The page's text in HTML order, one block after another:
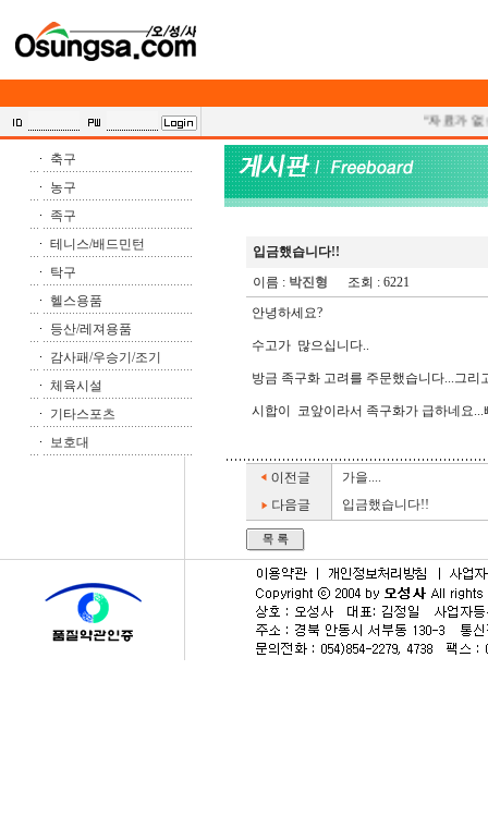
"자료가 없
축구
농구
족구
테니스/배드민턴
탁구
헬스용품
등산/레져용품
감사패/우승기/조기
체육시설
기타스포츠
보호대
입금했습니다!!
이름 : 박진형 조회 : 6221
안녕하세요?
수고가 많으십니다..
방금 족구화 고려를 주문했습니다...그리
시합이 코앞이라서 족구화가 급하네요...
가을....
입금했습니다!!